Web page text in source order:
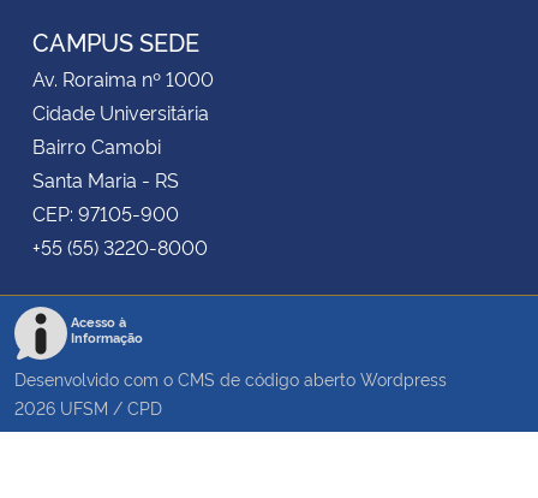
Secretaria de Governo
Gabinete de Segurança Institucional
Advocacia-Geral da União
Planalto
CAMPUS SEDE
Av. Roraima nº 1000
Cidade Universitária
Bairro Camobi
Santa Maria - RS
CEP: 97105-900
+55 (55) 3220-8000
Acesso à
Informação
Desenvolvido com o CMS de código aberto Wordpress
2026 UFSM / CPD